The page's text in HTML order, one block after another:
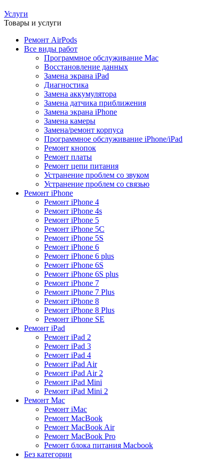
Услуги
Товары и услуги
Ремонт AirPods
Все виды работ
Программное обслуживание Mac
Восстановление данных
Замена экрана iPad
Диагностика
Замена аккумулятора
Замена датчика приближения
Замена экрана iPhone
Замена камеры
Замена/ремонт корпуса
Программное обслуживание iPhone/iPad
Ремонт кнопок
Ремонт платы
Ремонт цепи питания
Устранение проблем со звуком
Устранение проблем со связью
Ремонт iPhone
Ремонт iPhone 4
Ремонт iPhone 4s
Ремонт iPhone 5
Ремонт iPhone 5C
Ремонт iPhone 5S
Ремонт iPhone 6
Ремонт iPhone 6 plus
Ремонт iPhone 6S
Ремонт iPhone 6S plus
Ремонт iPhone 7
Ремонт iPhone 7 Plus
Ремонт iPhone 8
Ремонт iPhone 8 Plus
Ремонт iPhone SE
Ремонт iPad
Ремонт iPad 2
Ремонт iPad 3
Ремонт iPad 4
Ремонт iPad Air
Ремонт iPad Air 2
Ремонт iPad Mini
Ремонт iPad Mini 2
Ремонт Mac
Ремонт iMac
Ремонт MacBook
Ремонт MacBook Air
Ремонт MacBook Pro
Ремонт блока питания Macbook
Без категории